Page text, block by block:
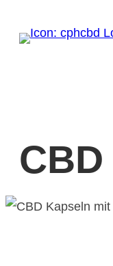
Inhalt